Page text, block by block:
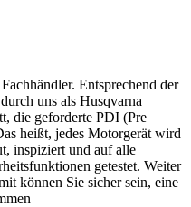
Entsprechend der
uns als Husqvarna
die geforderte PDI (Pre
heißt, jedes Motorgerät wird
inspiziert und auf alle
getestet. Weiter
können Sie sicher sein, eine